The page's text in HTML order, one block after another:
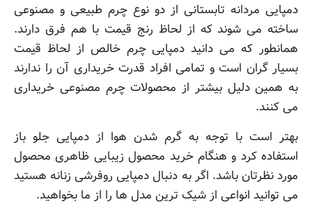
دمپایی مردانه تابستانی از دو نوع چرم طبیعی و مصنوعی
ساخته می شوند که از لحاظ رنج قیمت با هم فرق دارند.
همانطور که می دانید دمپایی چرم خالص از لحاظ قیمت
بسیار گران است و تمامی افراد قدرت خریداری آن را ندارند
به همین دلیل بیشتر از محصولات چرم مصنوعی خریداری
می کنند.
بهتر است با توجه به گرم شدن هوا از دمپایی جلو باز
استفاده کرد و هنگام خرید محصول زیبایی ظاهری محصول
مورد نظرتان باشد. اگر به دنبال دمپایی روفرشی زنانه هستید
می توانید انواعی از شیک ترین مدل ها را از ما بخواهید.